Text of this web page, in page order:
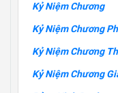
Kỷ Niệm Chương
Kỷ Niệm Chương
Kỷ Niệm Chương
Kỷ Niệm Chương